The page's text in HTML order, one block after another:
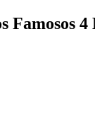
Famosos 4